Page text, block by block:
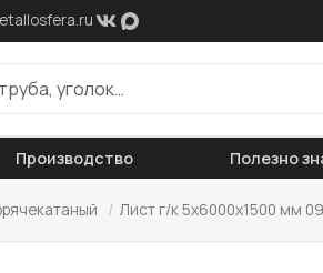
Производство Полезно
/ Лист г/к 5х6000х1500 мм